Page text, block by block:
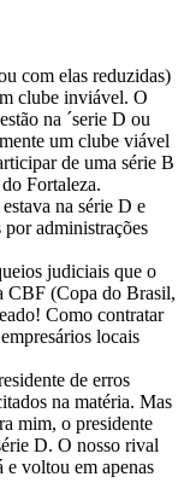
com elas reduzidas)
clube inviável. O
na ´serie D ou
um clube viável
de uma série B
Fortaleza.
na série D e
por administrações
judiciais que o
CBF (Copa do Brasil,
Como contratar
locais
de erros
na matéria. Mas
mim, o presidente
D. O nosso rival
e voltou em apenas